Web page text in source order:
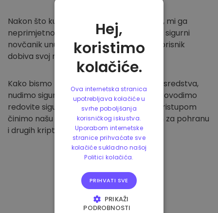
Nakon što kupite na Kriptomat platformi , mi ga
neprimjetno prenosimo u vaš namjenski i sigurni
novčanik unutar naše platforme. Svaki korisnik
dobiva svoj novčanik.
Kako bismo zaštitili naše klijente i njihova sredstva,
nudimo sigurnu izvanmrežnu pohranu i provodimo
redovite sigurnosne provjere. Ovakvim pristupom
činimo našu platformu sigurnim mjestom za pohranu
i drugih kriptovaluta.
Hej,
koristimo
kolačiće.
Ova internetska stranica
upotrebljava kolačiće u
svrhe poboljšanja
korisničkog iskustva.
Uporabom internetske
stranice prihvaćate sve
kolačiće sukladno našoj
Politici kolačića.
PRIHVATI SVE
PRIKAŽI
PODROBNOSTI